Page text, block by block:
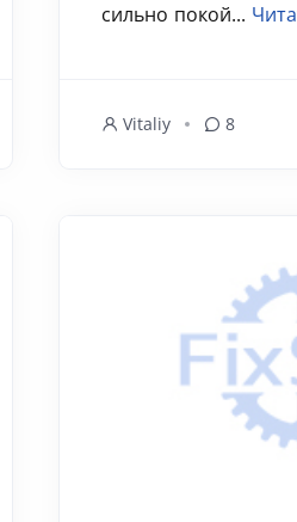
сильно покой...
Vitaliy 8